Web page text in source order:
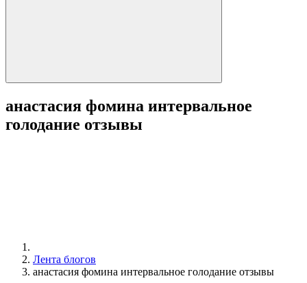
анастасия фомина интервальное
голодание отзывы
Лента блогов
анастасия фомина интервальное голодание отзывы